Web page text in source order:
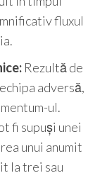
fluxul
Rezultă de
adversă,
ul.
fi supuși unei
unui anumit
la trei sau